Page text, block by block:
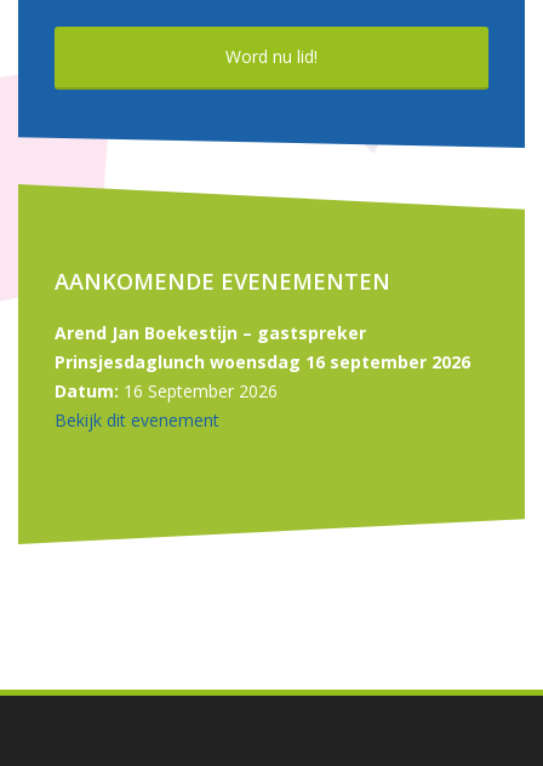
Word nu lid!
AANKOMENDE EVENEMENTEN
Arend Jan Boekestijn – gastspreker
Prinsjesdaglunch woensdag 16 september 2026
Datum: 16 September 2026
Bekijk dit evenement